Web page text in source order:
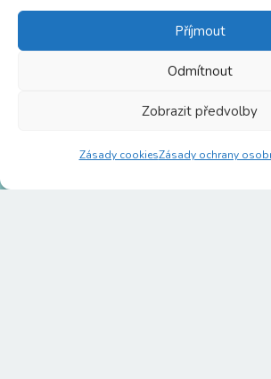
Příjmout
Odmítnout
Zobrazit předvolby
Zásady cookiesZásady ochrany
Stupkova 413/1a,
Olomouc